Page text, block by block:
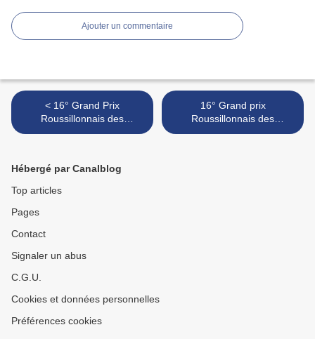
Ajouter un commentaire
< 16° Grand Prix
Roussillonnais des
Écrivains. Année 2017.
16° Grand prix
Roussillonnais des
Écrivains : quelques photos
Hébergé par Canalblog
Top articles
Pages
Contact
Signaler un abus
C.G.U.
Cookies et données personnelles
Préférences cookies